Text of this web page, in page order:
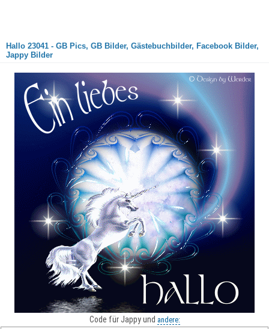
Hallo 23041 - GB Pics, GB Bilder, Gästebuchbilder, Facebook Bilder,
Jappy Bilder
Code für Jappy und andere: